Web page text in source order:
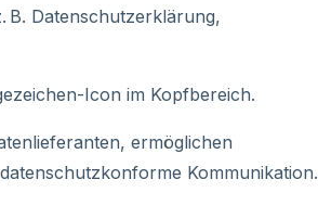
B. Datenschutzerklärung,
Icon im Kopfbereich.
ermöglichen
Kommunikation.